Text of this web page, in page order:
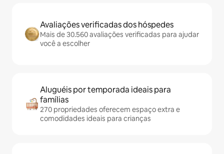
Avaliações verificadas dos hóspedes
Mais de 30.560 avaliações verificadas para ajudar
você a escolher
Aluguéis por temporada ideais para
famílias
270 propriedades oferecem espaço extra e
comodidades ideais para crianças